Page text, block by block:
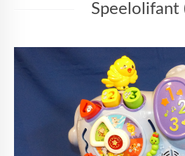
Openingstijden
Routebeschrijving
Speelolifant